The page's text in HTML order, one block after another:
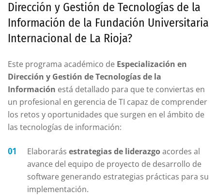
Dirección y Gestión de Tecnologías de la
Información de la Fundación Universitaria
Internacional de La Rioja?
Este programa académico de Especialización en
Dirección y Gestión de Tecnologías de la
Información está detallado para que te conviertas en
un profesional en gerencia de TI capaz de comprender
los retos y oportunidades que surgen en el ámbito de
las tecnologías de información:
Elaborarás estrategias de liderazgoacordes al
avance del equipo de proyecto de desarrollo de
software generando estrategias prácticas para su
implementación.